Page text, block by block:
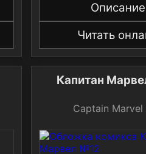
Описание
Читать
Капитан
Captain Marvel